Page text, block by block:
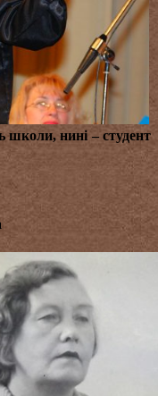
нині – студент